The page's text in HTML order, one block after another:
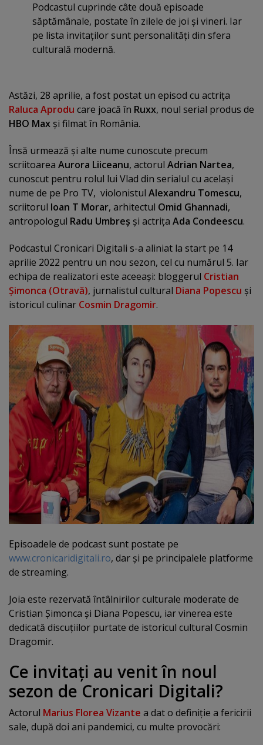
Podcastul cuprinde câte două episoade
săptămânale, postate în zilele de joi şi vineri. Iar
pe lista invitaţilor sunt personalităţi din sfera
culturală modernă.
Astăzi, 28 aprilie, a fost postat un episod cu actriţa
Raluca Aprodu care joacă în Ruxx, noul serial produs de
HBO Max şi filmat în România.
Însă urmează şi alte nume cunoscute precum
scriitoarea Aurora Liiceanu, actorul Adrian Nartea,
cunoscut pentru rolul lui Vlad din serialul cu acelaşi
nume de pe Pro TV, violonistul Alexandru Tomescu,
scriitorul Ioan T Morar, arhitectul Omid Ghannadi,
antropologul Radu Umbreş şi actriţa Ada Condeescu.
Podcastul Cronicari Digitali s-a aliniat la start pe 14
aprilie 2022 pentru un nou sezon, cel cu numărul 5. Iar
echipa de realizatori este aceeaşi: bloggerul Cristian
Şimonca (Otravă), jurnalistul cultural Diana Popescu şi
istoricul culinar Cosmin Dragomir.
Episoadele de podcast sunt postate pe
www.cronicaridigitali.ro, dar şi pe principalele platforme
de streaming.
Joia este rezervată întâlnirilor culturale moderate de
Cristian Şimonca şi Diana Popescu, iar vinerea este
dedicată discuţiilor purtate de istoricul cultural Cosmin
Dragomir.
Ce invitaţi au venit în noul
sezon de Cronicari Digitali?
Actorul Marius Florea Vizante a dat o definiţie a fericirii
sale, după doi ani pandemici, cu multe provocări: